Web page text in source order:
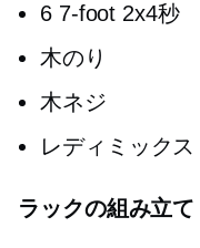
6 7-foot 2x4秒
木のり
木ネジ
レディミックス
ラックの組み立て